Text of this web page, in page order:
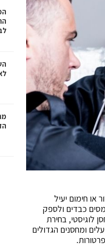
או חימום יעיל
כבדים ולספק
לוגיסטי, בחירת
ומחסנים הגדולים